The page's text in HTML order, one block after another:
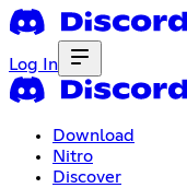
Log In
Download
Nitro
Discover